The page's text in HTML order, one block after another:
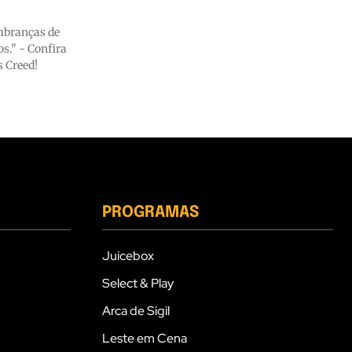
de
- Confira
Creed!
PROGRAMAS
Juicebox
Select & Play
Arca de Sigil
Leste em Cena